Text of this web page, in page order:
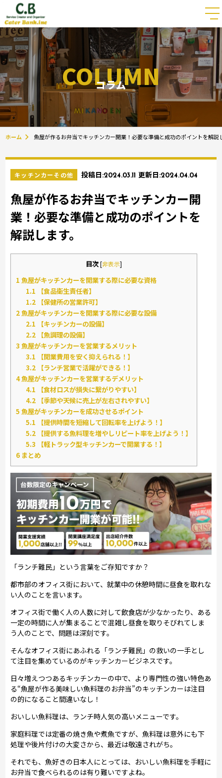
COLUMN
コラム
ホーム 魚屋が作るお弁当でキッチンカー開業！必要な準備と成功のポイントを解説
キッチンカーその他 投稿日:2024.03.11 更新日:2024.04.04
魚屋が作るお弁当でキッチンカー開
業！必要な準備と成功のポイントを
解説します。
目次[非表示]
1 魚屋がキッチンカーを開業する際に必要な資格
1.1 【食品衛生責任者】
1.2 【保健所の営業許可】
2魚屋がキッチンカーを開業する際に必要な設備
2.1 【キッチンカーの設備】
2.2 【魚調理の設備】
3 魚屋がキッチンカーを営業するメリット
3.1 【開業費用を安く抑えられる！】
3.2 【ランチ営業で活躍ができる！】
4魚屋がキッチンカーを営業するデメリット
4.1 【食材ロスが損失に繋がりやすい】
4.2 【季節や天候に売上が左右されやすい】
5 魚屋がキッチンカーを成功させるポイント
5.1 【提供時間を短縮して回転率を上げよう！】
5.2 【提供する魚料理を増やしリピート率を上げよう！】
5.3 【軽トラック型キッチンカーで開業する！】
6 まとめ
「ランチ難民」という言葉をご存知ですか？
都市部のオフィス街において、就業中の休憩時間に昼食を取れな
い人のことを言います。
オフィス街で働く人の人数に対して飲食店が少なかったり、ある
一定の時間に人が集まることで混雑し昼食を取りそびれてしま
う人のことで、問題は深刻です。
そんなオフィス街にあふれる「ランチ難民」の救いの一手とし
て注目を集めているのがキッチンカービジネスです。
日々増えつつあるキッチンカーの中で、より専門性の強い特色あ
る“魚屋が作る美味しい魚料理のお弁当”のキッチンカーは注目
の的になること間違いなし！
おいしい魚料理は、ランチ時人気の高いメニューです。
家庭料理では定番の焼き魚や煮魚ですが、魚料理は意外にも下
処理や後片付けの大変さから、最近は敬遠されがち。
それでも、魚好きの日本人にとっては、おいしい魚料理を手軽に
お弁当で食べられるのは有り難いですよね。